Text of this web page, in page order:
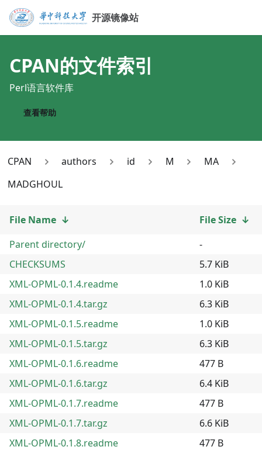
开源镜像站
CPAN的文件索引
Perl语言软件库
查看帮助
CPAN authors id M
MA
MADGHOUL
File Name ↓ File Size ↓
Parent directory/
-
CHECKSUMS
5.7 KiB
XML-OPML-0.1.4.readme
1.0 KiB
XML-OPML-0.1.4.tar.gz
6.3 KiB
XML-OPML-0.1.5.readme
1.0 KiB
XML-OPML-0.1.5.tar.gz
6.3 KiB
XML-OPML-0.1.6.readme
477 B
XML-OPML-0.1.6.tar.gz
6.4 KiB
XML-OPML-0.1.7.readme
477 B
XML-OPML-0.1.7.tar.gz
6.6 KiB
XML-OPML-0.1.8.readme
477 B